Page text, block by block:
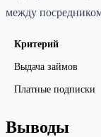
между
Критерий
Выдача займов
Платные подписки
Выводы